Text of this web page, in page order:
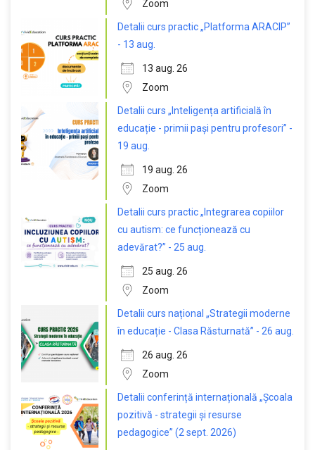
Zoom
Detalii curs practic „Platforma ARACIP”
- 13 aug.
13 aug. 26
Zoom
Detalii curs „Inteligența artificială în
educație - primii pași pentru profesori” -
19 aug.
19 aug. 26
Zoom
Detalii curs practic „Integrarea copiilor
cu autism: ce funcționează cu
adevărat?” - 25 aug.
25 aug. 26
Zoom
Detalii curs național „Strategii moderne
în educație - Clasa Răsturnată” - 26 aug.
26 aug. 26
Zoom
Detalii conferință internațională „Școala
pozitivă - strategii și resurse
pedagogice” (2 sept. 2026)